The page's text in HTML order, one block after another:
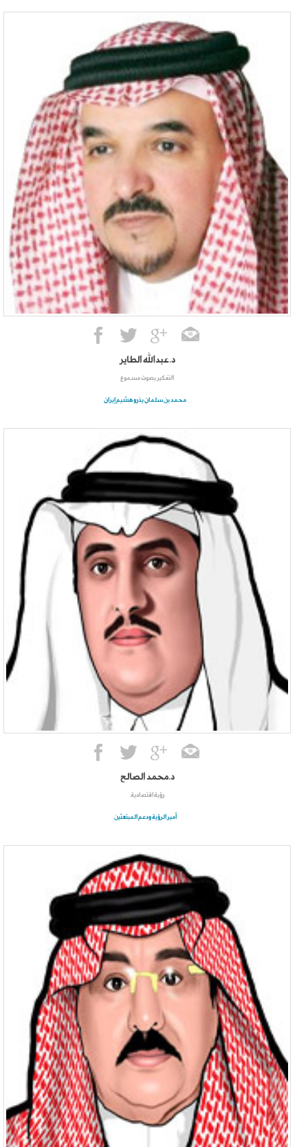
د.عبدالله الطاير
التفكير بصوت مسموع
محمد بن سلمان يذرو هشيم إيران
د.محمد الصالح
رؤية اقتصادية
أمير الرؤية ودعم المبتعثين